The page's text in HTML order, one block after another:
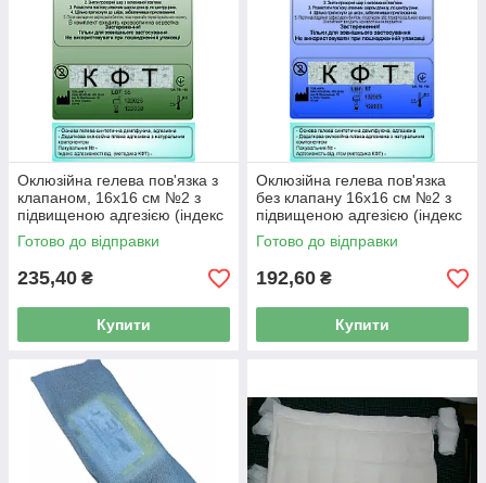
Оклюзійна гелева пов'язка з
клапаном, 16х16 см №2 з
підвищеною адгезією (індекс
33)
Готово до відправки
235,40 ₴
Купити
Оклюзійна гелева пов'язка
без клапану 16х16 см №2 з
підвищеною адгезією (індекс
33)
Готово до відправки
192,60 ₴
Купити